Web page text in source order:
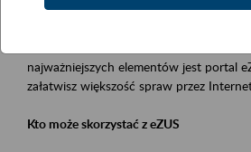
Platforma Usług Elektronicznych ZUS
najważniejszych elementów jest portal
załatwisz większość spraw przez
Kto może skorzystać z eZUS